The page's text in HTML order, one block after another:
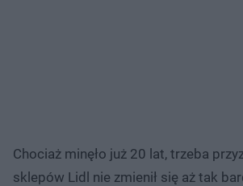
Chociaż minęło już 20 lat, trzeba
sklepów Lidl nie zmienił się aż tak